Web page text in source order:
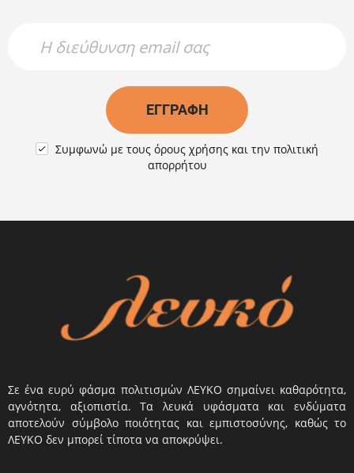
ΕΓΓΡΑΦΉ
 Συμφωνώ με τους όρους χρήσης και την πολιτική
απορρήτου
Σε ένα ευρύ φάσμα πολιτισμών ΛΕΥΚΟ σημαίνει καθαρότητα,
αγνότητα, αξιοπιστία. Τα λευκά υφάσματα και ενδύματα
αποτελούν σύμβολο ποιότητας και εμπιστοσύνης, καθώς το
ΛΕΥΚΟ δεν μπορεί τίποτα να αποκρύψει.